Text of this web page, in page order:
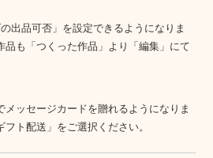
出品可否」を設定できるようになりま
品も「つくった作品」より「編集」にて
ッセージカードを贈れるようになりま
ト配送」をご選択ください。